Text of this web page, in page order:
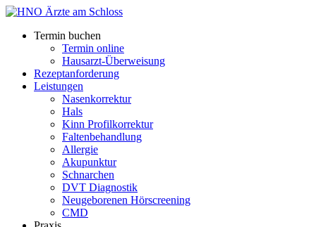
Termin buchen
Termin online
Hausarzt-Überweisung
Rezeptanforderung
Leistungen
Nasenkorrektur
Hals
Kinn Profilkorrektur
Faltenbehandlung
Allergie
Akupunktur
Schnarchen
DVT Diagnostik
Neugeborenen Hörscreening
CMD